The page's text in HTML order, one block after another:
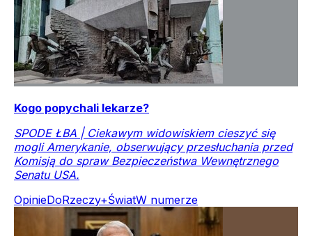
Kogo popychali lekarze?
SPODE ŁBA | Ciekawym widowiskiem cieszyć się
mogli Amerykanie, obserwujący przesłuchania przed
Komisją do spraw Bezpieczeństwa Wewnętrznego
Senatu USA.
OpinieDoRzeczy+ŚwiatW numerze